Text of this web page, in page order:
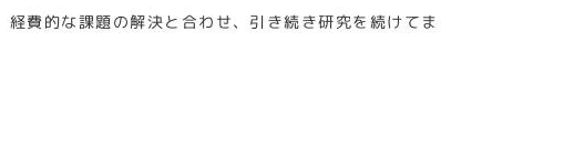
費的な課題の解決と合わせ、引き続き研究を続けてま